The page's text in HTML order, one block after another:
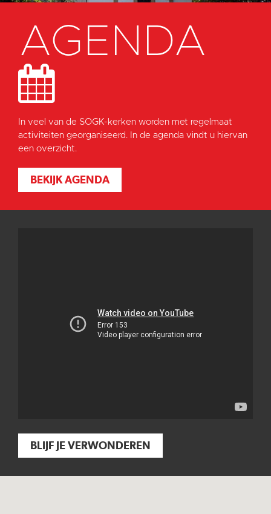
AGENDA
In veel van de SOGK-kerken worden met regelmaat
activiteiten georganiseerd. In de agenda vindt u hiervan
een overzicht.
BEKIJK AGENDA
BLIJF JE VERWONDEREN